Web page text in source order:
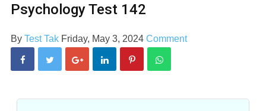
Psychology Test 142
By Test Tak Friday, May 3, 2024 Comment